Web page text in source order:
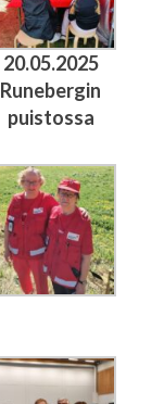
20.05.2025
Runebergin
puistossa